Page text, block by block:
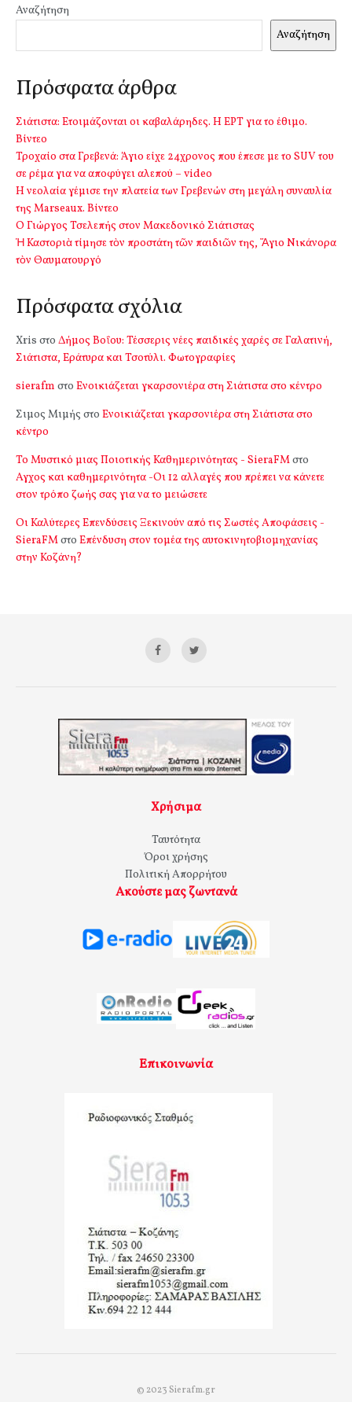
Αναζήτηση
Αναζήτηση
Πρόσφατα άρθρα
Σιάτιστα: Ετοιμάζονται οι καβαλάρηδες. Η ΕΡΤ για το έθιμο.
Βίντεο
Τροχαίο στα Γρεβενά: Άγιο είχε 24χρονος που έπεσε με το SUV του
σε ρέμα για να αποφύγει αλεπού – video
Η νεολαία γέμισε την πλατεία των Γρεβενών στη μεγάλη συναυλία
της Marseaux. Βίντεο
Ο Γιώργος Τσελεπής στον Μακεδονικό Σιάτιστας
Ἡ Καστοριὰ τίμησε τὸν προστάτη τῶν παιδιῶν της, Ἅγιο Νικάνορα
τὸν Θαυματουργό
Πρόσφατα σχόλια
Xris στο Δήμος Βοΐου: Τέσσερις νέες παιδικές χαρές σε Γαλατινή,
Σιάτιστα, Εράτυρα και Τσοτύλι. Φωτογραφίες
sierafm στο Ενοικιάζεται γκαρσονιέρα στη Σιάτιστα στο κέντρο
Σιμος Μιμής στο Ενοικιάζεται γκαρσονιέρα στη Σιάτιστα στο
κέντρο
Το Μυστικό μιας Ποιοτικής Καθημερινότητας - SieraFMστο
Αγχος και καθημερινότητα -Οι 12 αλλαγές που πρέπει να κάνετε
στον τρόπο ζωής σας για να το μειώσετε
Οι Καλύτερες Επενδύσεις Ξεκινούν από τις Σωστές Αποφάσεις -
SieraFMστο Επένδυση στον τομέα της αυτοκινητοβιομηχανίας
στην Κοζάνη?
Χρήσιμα
Ταυτότητα
Όροι χρήσης
Πολιτική Απορρήτου
Ακούστε μας ζωντανά
Επικοινωνία
© 2023 Sierafm.gr